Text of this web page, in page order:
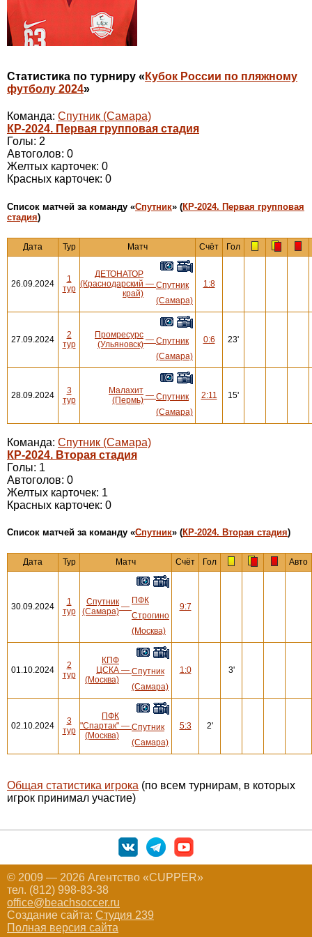
Статистика по турниру « Кубок России по пляжному
футболу 2024»
Команда: Спутник (Самара)
КР-2024. Первая групповая стадия
Голы: 2
Автоголов: 0
Желтых карточек: 0
Красных карточек: 0
Cписок матчей за команду «Спутник» (КР-2024. Первая групповая
стадия)
Дата Тур Матч Счёт Гол
26.09.2024
1
тур
ДЕТОНАТОР
(Краснодарский
край)
— Спутник
(Самара)
1:8
27.09.2024
2
тур
Промресурс
(Ульяновск) — Спутник
(Самара)
0:6 23'
28.09.2024
3
тур
Малахит
(Пермь) — Спутник
(Самара)
2:11 15'
Команда: Спутник (Самара)
КР-2024. Вторая стадия
Голы: 1
Автоголов: 0
Желтых карточек: 1
Красных карточек: 0
Cписок матчей за команду «Спутник» (КР-2024. Вторая стадия)
Дата Тур Матч Счёт Гол Авто
30.09.2024
1
тур
Спутник
(Самара) —
ПФК
Строгино
(Москва)
9:7
01.10.2024
2
тур
КПФ
ЦСКА
(Москва)
— Спутник
(Самара)
1:0 3'
02.10.2024
3
тур
ПФК
"Спартак"
(Москва)
— Спутник
(Самара)
5:3 2'
Общая статистика игрока (по всем турнирам, в которых
игрок принимал участие)
© 2009 — 2026 Агентство «CUPPER»
тел. (812) 998-83-38
office@beachsoccer.ru
Создание сайта: Студия 239
Полная версия сайта